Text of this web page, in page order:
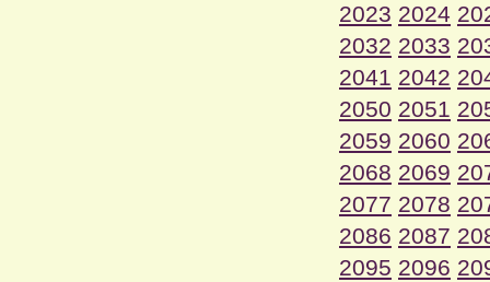
2023 2024
2032 2033
2041 2042
2050 2051
2059 2060
2068 2069
2077 2078
2086 2087
2095 2096